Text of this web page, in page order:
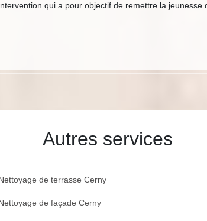
qui a pour objectif de remettre la
Autres services
de terrasse Cerny
de façade Cerny